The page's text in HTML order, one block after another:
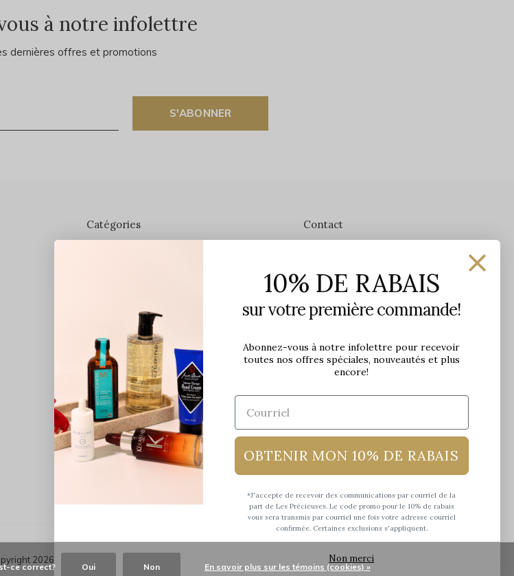
à notre infolettre
dernières offres et promotions
S'ABONNER
Catégories
Soins du visage
Maquillage
Bain et Corps
Bijoux
Contact
1650 avenue Jules-Verne, Local 103
G2G 2R1, Québec, Canada
Lundi: 9h - 17h
Mardi: 9h - 17h
Mercredi: 9h - 18h
Jeudi: 9h - 21h
Samedi: 9h à 17h
2026
ce correct? Oui Non En savoir plus sur les témoins (cookies) »
10% DE RABAIS
sur votre première commande!
Abonnez-vous à notre infolettre pour recevoir
toutes nos offres spéciales, nouveautés et plus
encore!
OBTENIR MON 10% DE RABAIS
*J'accepte de recevoir des communications par courriel de la
part de Les Précieuses. Le code promo pour le 10% de rabais
vous sera transmis par courriel une fois votre adresse courriel
confirmée. Certaines exclusions s'appliquent.
Non merci